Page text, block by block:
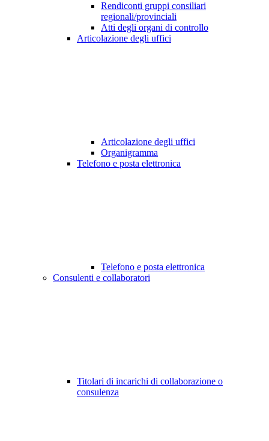
Rendiconti gruppi consiliari
regionali/provinciali
Atti degli organi di controllo
Articolazione degli uffici
Articolazione degli uffici
Organigramma
Telefono e posta elettronica
Telefono e posta elettronica
Consulenti e collaboratori
Titolari di incarichi di collaborazione o
consulenza